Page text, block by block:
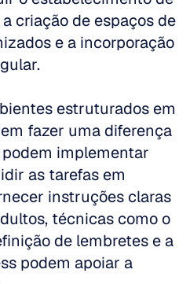
criação de espaços de
e a incorporação
estruturados em
fazer uma diferença
implementar
as tarefas em
instruções claras
técnicas como o
de lembretes e a
podem apoiar a